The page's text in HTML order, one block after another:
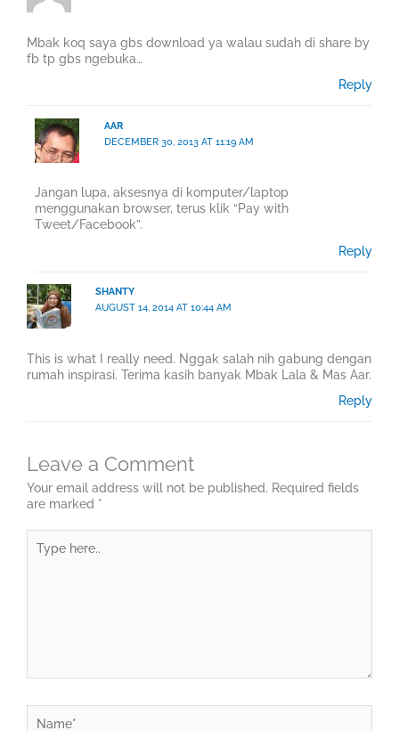
Mbak koq saya gbs download ya walau sudah di share by
fb tp gbs ngebuka…
Reply
AAR
DECEMBER 30, 2013 AT 11:19 AM
Jangan lupa, aksesnya di komputer/laptop
menggunakan browser, terus klik “Pay with
Tweet/Facebook”.
Reply
SHANTY
AUGUST 14, 2014 AT 10:44 AM
This is what I really need. Nggak salah nih gabung dengan
rumah inspirasi. Terima kasih banyak Mbak Lala & Mas Aar.
Reply
Leave a Comment
Your email address will not be published. Required fields
are marked *
here..